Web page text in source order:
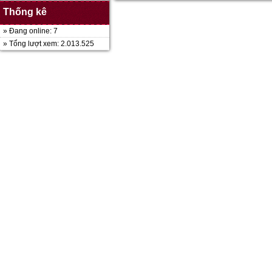
Thống kê
» Đang online: 7
» Tổng lượt xem: 2.013.525